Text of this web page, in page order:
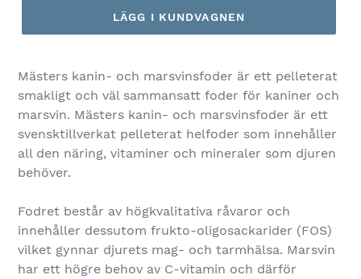
LÄGG I KUNDVAGNEN
Mästers kanin- och marsvinsfoder är ett pelleterat
smakligt och väl sammansatt foder för kaniner och
marsvin. Mästers kanin- och marsvinsfoder är ett
svensktillverkat pelleterat helfoder som innehåller
all den näring, vitaminer och mineraler som djuren
behöver.
Fodret består av högkvalitativa råvaror och
innehåller dessutom frukto-oligosackarider (FOS)
vilket gynnar djurets mag- och tarmhälsa. Marsvin
har ett högre behov av C-vitamin och därför